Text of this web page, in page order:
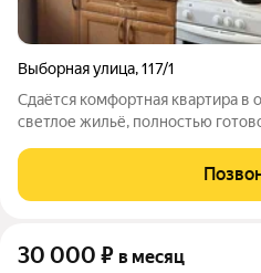
Выборная улица,117/1
Сдаётся комфортная квартира в
светлое жильё, полностью
мебель, техника и
просмотру! Арт. 135986412
30 000 ₽ в месяц